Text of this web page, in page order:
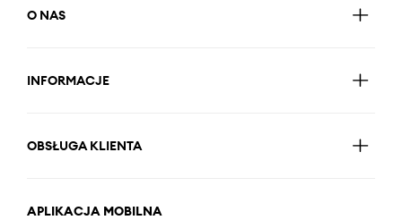
O NAS
INFORMACJE
OBSŁUGA KLIENTA
APLIKACJA MOBILNA